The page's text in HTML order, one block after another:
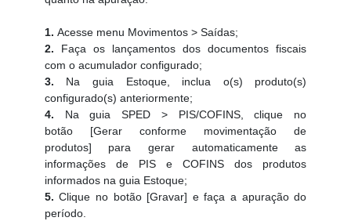
1. Acesse menu Movimentos > Saídas;
2. Faça os lançamentos dos documentos fiscais
com o acumulador configurado;
3. Na guia Estoque, inclua o(s) produto(s)
configurado(s) anteriormente;
4. Na guia SPED > PIS/COFINS, clique no
botão [Gerar conforme movimentação de
produtos] para gerar automaticamente as
informações de PIS e COFINS dos produtos
informados na guia Estoque;
5.Clique no botão [Gravar] e faça a apuração do
período.